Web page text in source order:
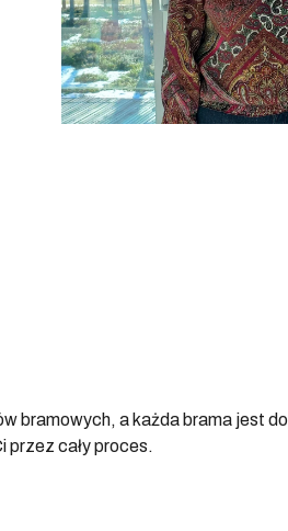
bramowych, a każda brama jest
przez cały proces.